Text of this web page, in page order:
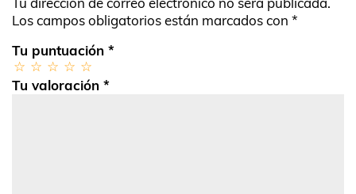
Los campos obligatorios están marcados con *
Tu puntuación *
Tu valoración *